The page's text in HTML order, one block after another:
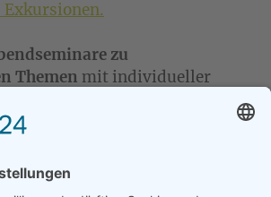
Exkursionen.
zu
Themen mit individueller
und -ausbildung
2020 – Pflanzen